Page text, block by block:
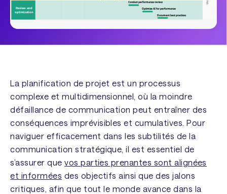
La planification de projet est un processus
complexe et multidimensionnel, où la moindre
défaillance de communication peut entraîner des
conséquences imprévisibles et cumulatives. Pour
naviguer efficacement dans les subtilités de la
communication stratégique, il est essentiel de
s’assurer quevos parties prenantes sont alignées
et informées des objectifs ainsi que des jalons
critiques, afin que tout le monde avance dans la